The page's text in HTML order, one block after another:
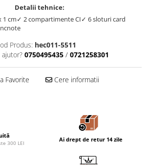
Detalii tehnice:
1 cm✓ 2 compartimente CI✓ 6 sloturi card
Produs: hec011-5511
0750495435 / 0721258301
Favorite Cere informatii
300 LEI
Ai drept de retur 14 zile